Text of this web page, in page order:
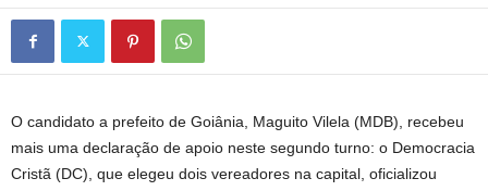
O candidato a prefeito de Goiânia, Maguito Vilela (MDB), recebeu
mais uma declaração de apoio neste segundo turno: o Democracia
Cristã (DC), que elegeu dois vereadores na capital, oficializou